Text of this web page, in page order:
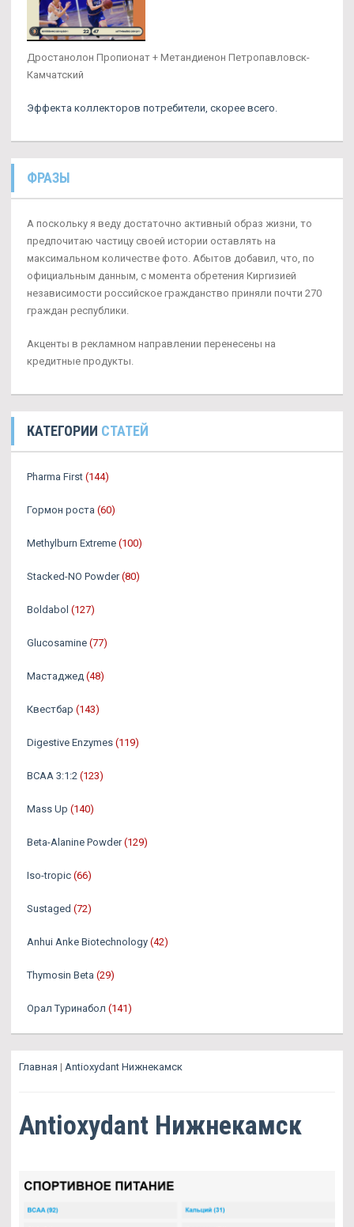
Дростанолон Пропионат + Метандиенон Петропавловск-
Камчатский
Эффекта коллекторов потребители, скорее всего.
ФРАЗЫ
А поскольку я веду достаточно активный образ жизни, то
предпочитаю частицу своей истории оставлять на
максимальном количестве фото. Абытов добавил, что, по
официальным данным, с момента обретения Киргизией
независимости российское гражданство приняли почти 270
граждан республики.
Акценты в рекламном направлении перенесены на
кредитные продукты.
КАТЕГОРИИ СТАТЕЙ
Pharma First (144)
Гормон роста (60)
Methylburn Extreme (100)
Stacked-NO Powder (80)
Boldabol (127)
Glucosamine (77)
Мастаджед (48)
Квестбар (143)
Digestive Enzymes (119)
BCAA 3:1:2 (123)
Mass Up (140)
Beta-Alanine Powder (129)
Iso-tropic (66)
Sustaged (72)
Anhui Anke Biotechnology (42)
Thymosin Beta (29)
Орал Туринабол (141)
Главная | Antioxydant Нижнекамск
Antioxydant Нижнекамск